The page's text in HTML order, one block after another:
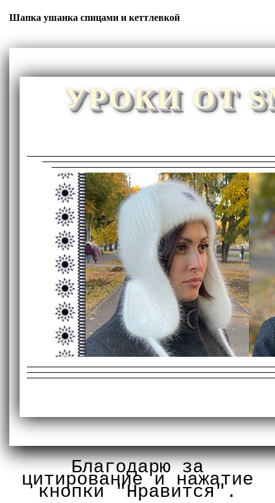
Шапка ушанка спицами и кеттлевкой
УРОКИ ОТ
Благодарю за
цитирование и нажатие
кнопки "Нравится".